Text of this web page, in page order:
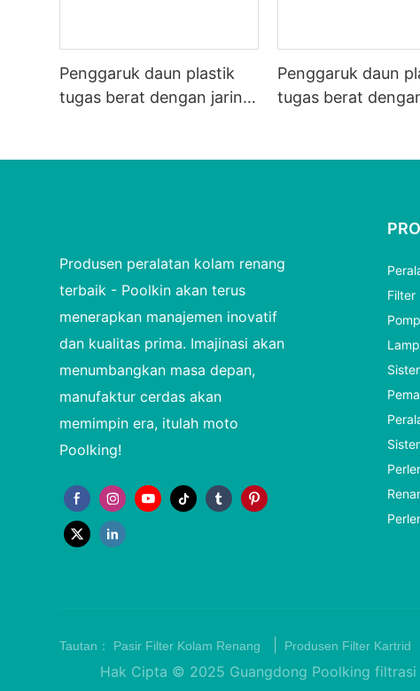
Penggaruk daun plastik
tugas berat dengan jaring
Penggaruk daun
tugas berat
Produsen peralatan kolam renang
terbaik - Poolkin akan terus
menerapkan manajemen inovatif
dan kualitas prima. Imajinasi akan
menumbangkan masa depan,
manufaktur cerdas akan
memimpin era, itulah moto
Poolking!
Filter
Tautan： Pasir Filter Kolam Renang Produsen Filter Kartrid
Hak Cipta © 2025 Guangdong Poolking filtrasi